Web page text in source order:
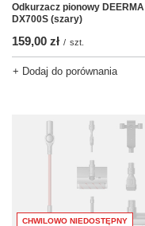
Odkurzacz pionowy DEERMA
DX700S (szary)
159,00 zł / szt.
+ Dodaj do porównania
CHWILOWO NIEDOSTĘPNY